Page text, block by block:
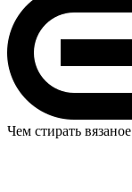
Чем стирать вязаное